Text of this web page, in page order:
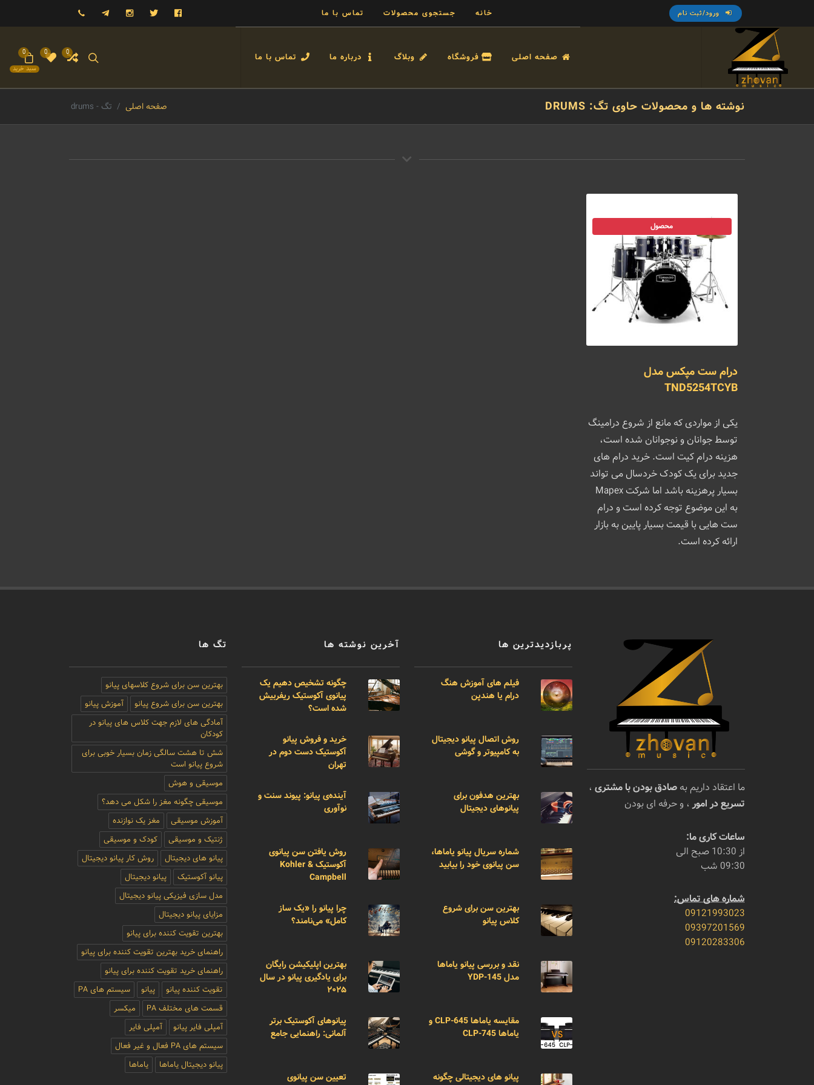
ورود/ثبت نام خانه جستجوی محصولات تماس با ما فیسبوک توییتر اینستاگرام تلگرام
0
0
سبد خرید
0 صفحه اصلی فروشگاه وبلاگ درباره ما تماس با ما
نوشته ها و محصولات حاوی تگ: DRUMS صفحه اصلی تگ - drums
محصول
درام ست مپکس مدل
TND5254TCYB
یکی از مواردی که مانع از شروع درامینگ
توسط جوانان و نوجوانان شده است،
هزینه درام کیت است. خرید درام های
جدید برای یک کودک خردسال می تواند
بسیار پرهزینه باشد اما شرکت Mapex
به این موضوع توجه کرده است و درام
ست هایی با قیمت بسیار پایین به بازار
ارائه کرده است.
ما اعتقاد داریم به صادق بودن با مشتری ،
تسریع در امور ، و حرفه ای بودن
ساعات کاری ما:
از 10:30 صبح الی
09:30 شب
شماره های تماس:
09121993023
09397201569
09120283306
پربازدیدترین ها
فیلم های آموزش هنگ
درام یا هندپن
روش اتصال پیانو دیجیتال
به کامپیوتر و گوشی
بهترین هدفون برای
پیانوهای دیجیتال
شماره سریال پیانو یاماها،
سن پیانوی خود را بیابید
بهترین سن برای شروع
کلاس پیانو
نقد و بررسی پیانو یاماها
مدل YDP-145
مقایسه یاماها CLP-645 و
یاماها CLP-745
پیانو های دیجیتالی چگونه
آخرین نوشته ها
چگونه تشخیص دهیم یک
پیانوی آکوستیک ریفربیش
شده است؟
خرید و فروش پیانو
آکوستیک دست دوم در
تهران
آینده‌ی پیانو: پیوند سنت و
نوآوری
روش یافتن سن پیانوی
آکوستیک Kohler &
Campbell
چرا پیانو را «یک ساز
کامل» می‌نامند؟
بهترین اپلیکیشن رایگان
برای یادگیری پیانو در سال
۲۰۲۵
پیانوهای آکوستیک برتر
آلمانی: راهنمایی جامع
تعیین سن پیانوی
تگ ها
بهترین سن برای شروع کلاسهای پیانو
بهترین سن برای شروع پیانو
آموزش پیانو
آمادگی های لازم جهت کلاس های پیانو در
کودکان
شش تا هشت سالگی زمان بسیار خوبی برای
شروع پیانو است
موسیقی و هوش
موسیقی چگونه مغز را شکل می دهد؟
آموزش موسیقی
مغز یک نوازنده
ژنتیک و موسیقی
کودک و موسیقی
پیانو های دیجیتال
روش کار پیانو دیجیتال
پیانو آکوستیک
پیانو دیجیتال
مدل سازی فیزیکی پیانو دیجیتال
مزایای پیانو دیجیتال
بهترین تقویت کننده برای پیانو
راهنمای خرید بهترین تقویت کننده برای پیانو
راهنمای خرید تقویت کننده برای پیانو
تقویت کننده پیانو
پیانو
سیستم های PA
قسمت های مختلف PA
میکسر
آمپلی فایر پیانو
آمپلی فایر
سیستم های PA فعال و غیر فعال
پیانو دیجیتال یاماها
یاماها